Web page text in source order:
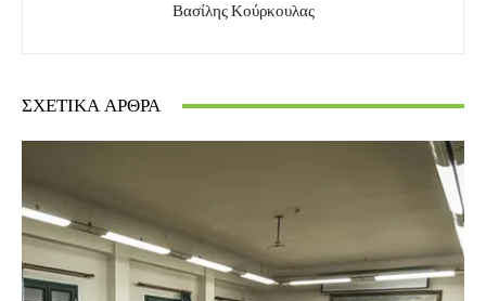
Βασίλης Κούρκουλας
ΣΧΕΤΙΚΆ ΆΡΘΡΑ